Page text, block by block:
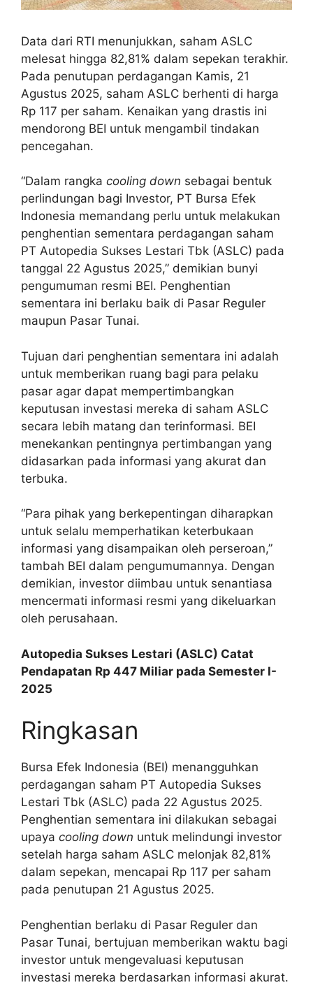
Data dari RTI menunjukkan, saham ASLC
melesat hingga 82,81% dalam sepekan terakhir.
Pada penutupan perdagangan Kamis, 21
Agustus 2025, saham ASLC berhenti di harga
Rp 117 per saham. Kenaikan yang drastis ini
mendorong BEI untuk mengambil tindakan
pencegahan.
“Dalam rangka cooling down sebagai bentuk
perlindungan bagi Investor, PT Bursa Efek
Indonesia memandang perlu untuk melakukan
penghentian sementara perdagangan saham
PT Autopedia Sukses Lestari Tbk (ASLC) pada
tanggal 22 Agustus 2025,” demikian bunyi
pengumuman resmi BEI. Penghentian
sementara ini berlaku baik di Pasar Reguler
maupun Pasar Tunai.
Tujuan dari penghentian sementara ini adalah
untuk memberikan ruang bagi para pelaku
pasar agar dapat mempertimbangkan
keputusan investasi mereka di saham ASLC
secara lebih matang dan terinformasi. BEI
menekankan pentingnya pertimbangan yang
didasarkan pada informasi yang akurat dan
terbuka.
“Para pihak yang berkepentingan diharapkan
untuk selalu memperhatikan keterbukaan
informasi yang disampaikan oleh perseroan,”
tambah BEI dalam pengumumannya. Dengan
demikian, investor diimbau untuk senantiasa
mencermati informasi resmi yang dikeluarkan
oleh perusahaan.
Autopedia Sukses Lestari (ASLC) Catat
Pendapatan Rp 447 Miliar pada Semester I-
2025
Ringkasan
Bursa Efek Indonesia (BEI) menangguhkan
perdagangan saham PT Autopedia Sukses
Lestari Tbk (ASLC) pada 22 Agustus 2025.
Penghentian sementara ini dilakukan sebagai
upaya cooling down untuk melindungi investor
setelah harga saham ASLC melonjak 82,81%
dalam sepekan, mencapai Rp 117 per saham
pada penutupan 21 Agustus 2025.
Penghentian berlaku di Pasar Reguler dan
Pasar Tunai, bertujuan memberikan waktu bagi
investor untuk mengevaluasi keputusan
investasi mereka berdasarkan informasi akurat.